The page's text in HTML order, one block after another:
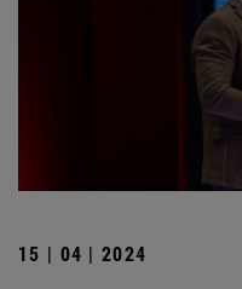
15 | 04 | 2024